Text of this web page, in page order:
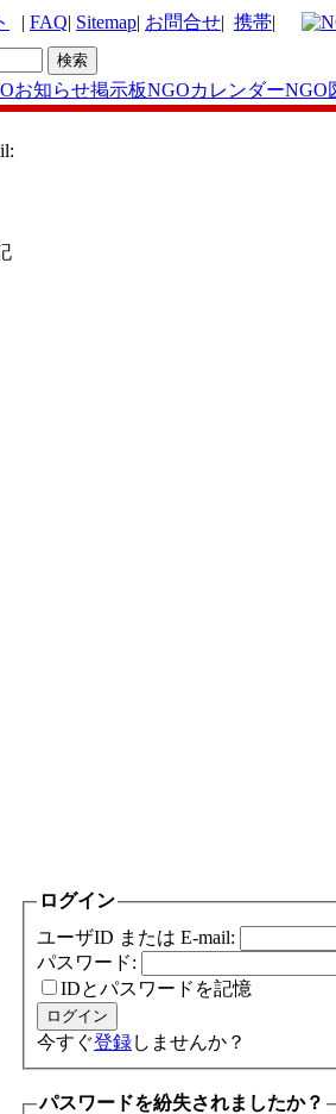
| FAQ| Sitemap| お問合せ| 携帯|
お知らせ掲示板NGOカレンダーNGO
ログイン
ユーザID または E-mail:
パスワード:
IDとパスワードを記憶
今すぐ登録しませんか？
パスワードを紛失されましたか？